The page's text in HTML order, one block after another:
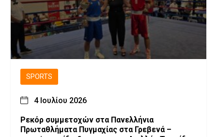
SPORTS
4 Ιουλίου 2026
Ρεκόρ συμμετοχών στα Πανελλήνια
Πρωταθλήματα Πυγμαχίας στα Γρεβενά –